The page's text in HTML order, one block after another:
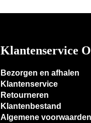
Klantenservice
Bezorgen en afhalen
Klantenservice
Retourneren
Klantenbestand
Algemene voorwaarden